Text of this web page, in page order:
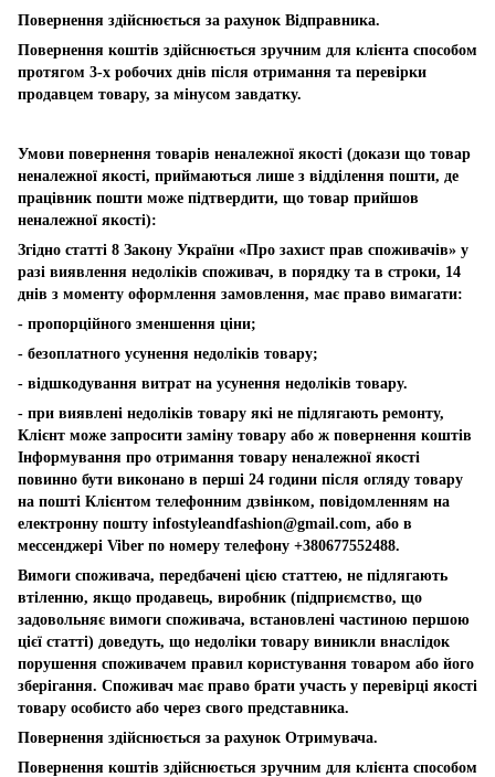
Повернення здійснюється за рахунок Відправника.
Повернення коштів здійснюється зручним для клієнта способом
протягом 3-х робочих днів після отримання та перевірки
продавцем товару, за мінусом завдатку.
Умови повернення товарів неналежної якості (докази що товар
неналежної якості, приймаються лише з відділення пошти, де
працівник пошти може підтвердити, що товар прийшов
неналежної якості):
Згідно статті 8 Закону України «Про захист прав споживачів» у
разі виявлення недоліків споживач, в порядку та в строки, 14
днів з моменту оформлення замовлення, має право вимагати:
- пропорційного зменшення ціни;
- безоплатного усунення недоліків товару;
- відшкодування витрат на усунення недоліків товару.
- при виявлені недоліків товару які не підлягають ремонту,
Клієнт може запросити заміну товару або ж повернення коштів
Інформування про отримання товару неналежної якості
повинно бути виконано в перші 24 години після огляду товару
на пошті Клієнтом телефонним дзвінком, повідомленням на
електронну пошту infostyleandfashion@gmail.com, або в
мессенджері Viber по номеру телефону +380677552488.
Вимоги споживача, передбачені цією статтею, не підлягають
втіленню, якщо продавець, виробник (підприємство, що
задовольняє вимоги споживача, встановлені частиною першою
цієї статті) доведуть, що недоліки товару виникли внаслідок
порушення споживачем правил користування товаром або його
зберігання. Споживач має право брати участь у перевірці якості
товару особисто або через свого представника.
Повернення здійснюється за рахунок Отримувача.
Повернення коштів здійснюється зручним для клієнта способом